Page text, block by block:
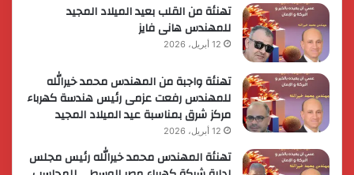
تهنئة من القلب بعيد الميلاد المجيد
للمهندس هانى فايز
12 أبريل، 2026
تهنئة واجبة من المهندس محمد خيرالله
للمهندس رفعت عزمى رئيس هندسة كهرباء
مركز شرق بمناسبة عيد الميلاد المجيد
12 أبريل، 2026
تهنئة المهندس محمد خيرالله رئيس مجلس